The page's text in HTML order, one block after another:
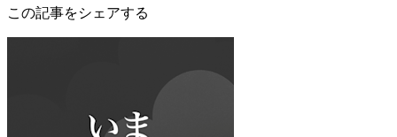
この記事をシェアする